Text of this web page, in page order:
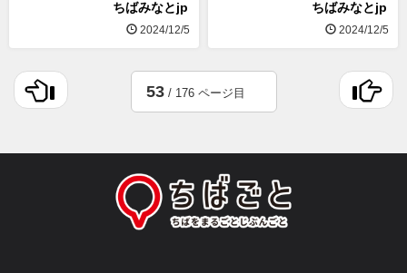
ちばみなとjp
2024/12/5
ちばみなとjp
2024/12/5
53/ 176 ページ目